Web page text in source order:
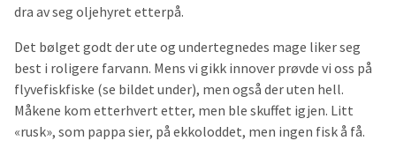
dra av seg oljehyret etterpå.
Det bølget godt der ute og undertegnedes mage liker seg
best i roligere farvann. Mens vi gikk innover prøvde vi oss på
flyvefiskfiske (se bildet under), men også der uten hell.
Måkene kom etterhvert etter, men ble skuffet igjen. Litt
«rusk», som pappa sier, på ekkoloddet, men ingen fisk å få.